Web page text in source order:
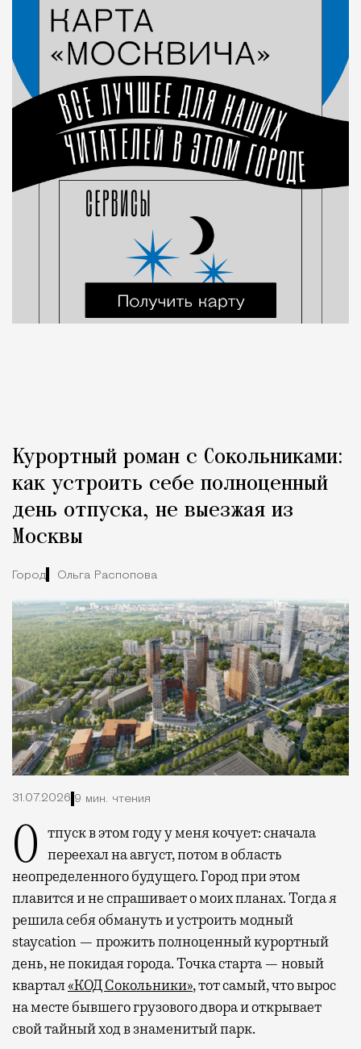
Курортный роман с Сокольниками:
как устроить себе полноценный
день отпуска, не выезжая из
Москвы
Город Ольга Распопова
31.07.2026 9 мин. чтения
Отпуск в этом году у меня кочует: сначала переехал на август, потом в область
неопределенного будущего. Город при этом
плавится и не спрашивает о моих планах. Тогда я
решила себя обмануть и устроить модный
staycation — прожить полноценный курортный
день, не покидая города. Точка старта — новый
квартал«КОД Сокольники», тот самый, что вырос
на месте бывшего грузового двора и открывает
свой тайный ход в знаменитый парк.